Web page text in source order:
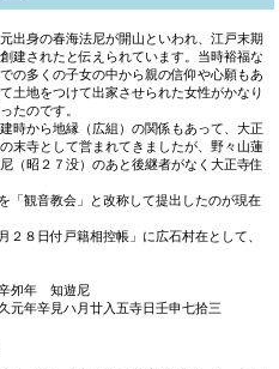
出身の春海法尼が開山といわれ、江戸末期
建されたと伝えられています。当時裕福な
の多くの子女の中から親の信仰や心願もあ
土地をつけて出家させられた女性がかなり
たのです。
時から地縁（広組）の関係もあって、大正
末寺として営まれてきましたが、野々山蓮
（昭２７没）のあと後継者がなく大正寺住
「観音教会」と改称して提出したのが現在
２８日付戸籍相控帳」に広石村在として、
夘年 知遊尼
年辛見ハ月廿入五寺日壬申七拾三